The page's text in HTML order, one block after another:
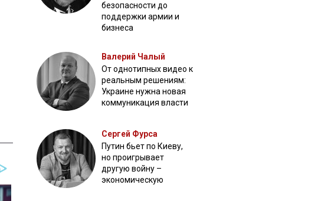
безопасности до
поддержки армии и
бизнеса
Валерий Чалый
От однотипных видео к
реальным решениям:
Украине нужна новая
коммуникация власти
Сергей Фурса
Путин бьет по Киеву,
но проигрывает
другую войну –
экономическую